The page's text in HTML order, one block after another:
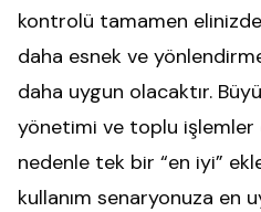
kontrolü tamamen
daha esnek ve
daha uygun olacaktır.
yönetimi ve toplu işlemler
nedenle tek bir “en iyi”
kullanım senaryonuza en